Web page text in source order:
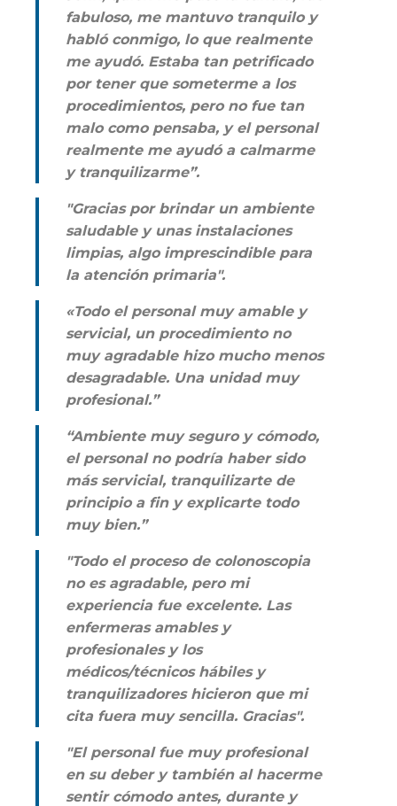
fabuloso, me mantuvo tranquilo y
habló conmigo, lo que realmente
me ayudó. Estaba tan petrificado
por tener que someterme a los
procedimientos, pero no fue tan
malo como pensaba, y el personal
realmente me ayudó a calmarme
y tranquilizarme”.
"Gracias por brindar un ambiente
saludable y unas instalaciones
limpias, algo imprescindible para
la atención primaria".
«Todo el personal muy amable y
servicial, un procedimiento no
muy agradable hizo mucho menos
desagradable. Una unidad muy
profesional.”
“Ambiente muy seguro y cómodo,
el personal no podría haber sido
más servicial, tranquilizarte de
principio a fin y explicarte todo
muy bien.”
"Todo el proceso de colonoscopia
no es agradable, pero mi
experiencia fue excelente. Las
enfermeras amables y
profesionales y los
médicos/técnicos hábiles y
tranquilizadores hicieron que mi
cita fuera muy sencilla. Gracias".
"El personal fue muy profesional
en su deber y también al hacerme
sentir cómodo antes, durante y